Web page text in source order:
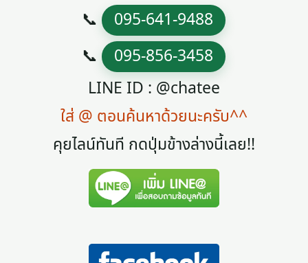
📞 095-641-9488
📞 095-856-3458
LINE ID : @chatee
ใส่ @ ตอนค้นหาด้วยนะครับ^^
คุยไลน์ทันที กดปุ่มข้างล่างนี้เลย!!